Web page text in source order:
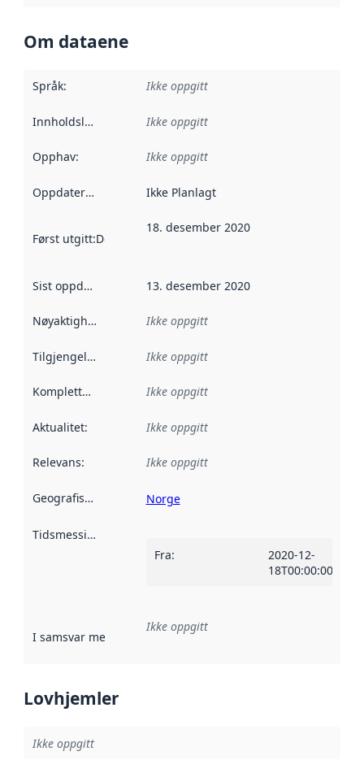
Om dataene
Språk: Ikke oppgitt
Innholdsleverandører :
Ikke oppgitt
Opphav: Ikke oppgitt
Oppdateringsfrekvens :
Ikke Planlagt
Først utgitt:Denne datoen sier når dataene i dette
18. desember 2020
Sist oppdatert 13. desember 2020
Nøyaktighet Ikke oppgitt
Tilgjengelighet Ikke oppgitt
Kompletthet Ikke oppgitt
Aktualitet: Ikke oppgitt
Relevans: Ikke oppgitt
Geografisk avgrensning :
Norge
Tidsmessig avgrensning
Fra:
2020-12-
18T00:00:00Z
I samsvar med Referanse til en implementasjonsregel
Ikke oppgitt
Lovhjemler
Ikke oppgitt